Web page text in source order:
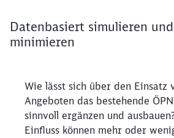
Datenbasiert simulieren
minimieren
Wie lässt sich über den Einsatz
Wie lässt sich über den Einsatz
Angeboten das bestehende
sinnvoll ergänzen und
Einfluss können mehr oder